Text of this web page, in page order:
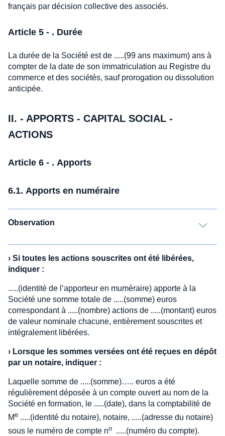
français par décision collective des associés.
Article 5 - . Durée
La durée de la Société est de .....(99 ans maximum) ans à
compter de la date de son immatriculation au Registre du
commerce et des sociétés, sauf prorogation ou dissolution
anticipée.
II. - APPORTS - CAPITAL SOCIAL -
ACTIONS
Article 6 - . Apports
6.1. Apports en numéraire
Observation
› Si toutes les actions souscrites ont été libérées,
indiquer :
.....(identité de l’apporteur en muméraire) apporte à la
Société une somme totale de .....(somme) euros
correspondant à .....(nombre) actions de .....(montant) euros
de valeur nominale chacune, entièrement souscrites et
intégralement libérées.
› Lorsque les sommes versées ont été reçues en dépôt
par un notaire, indiquer :
Laquelle somme de .....(somme)….. euros a été
régulièrement déposée à un compte ouvert au nom de la
Société en formation, le .....(date), dans la comptabilité de
Me .....(identité du notaire), notaire, .....(adresse du notaire)
sous le numéro de compte no .....(numéro du compte).